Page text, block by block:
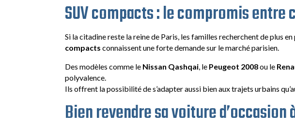
SUV compacts : le compromis
Si la citadine reste la reine de Paris, les familles recherchent de plus
compacts connaissent une forte demande sur le marché parisien.
Des modèles comme le Nissan Qashqai, le Peugeot 2008ou le
polyvalence.
Ils offrent la possibilité de s’adapter aussi bien aux trajets urbains
Bien revendre sa voiture d’occasion